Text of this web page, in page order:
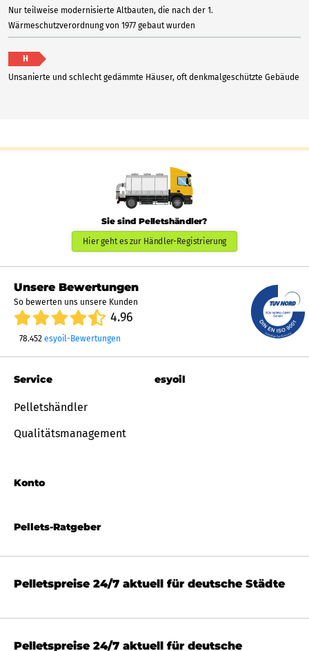
Nur teilweise modernisierte Altbauten, die nach der 1.
Wärmeschutzverordnung von 1977 gebaut wurden
H
Unsanierte und schlecht gedämmte Häuser, oft denkmalgeschützte Gebäude
Sie sind Pelletshändler?
Hier geht es zur Händler-Registrierung
Unsere Bewertungen
So bewerten uns unsere Kunden
4.96
78.452 esyoil-Bewertungen
Pellets-Ratgeber
Service
Pelletshändler
Qualitätsmanagement
Konto
esyoil
Pelletspreise 24/7 aktuell für deutsche Städte
Pelletspreise 24/7 aktuell für deutsche